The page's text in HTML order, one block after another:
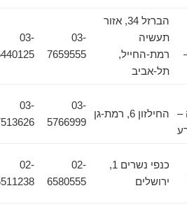
הברזל 34, אזור
תעשיה
רמת-החייל,
תל-אביב
03-
7659555
03-
6440125
החילזון 6, רמת-גן
03-
5766999
03-
7513626
כנפי נשרים 1,
ירושלים
02-
6580555
02-
6511238